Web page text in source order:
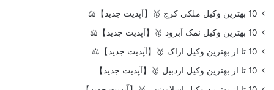
10 بهترین وکیل ملکی کرج 🥇【آپدیت جدید】⚖️
10 بهترین وکیل نمک آبرود 🥇【آپدیت جدید】⚖️
10 تا از بهترین وکیل اراک 🥇【آپدیت جدید】⚖️
10 تا از بهترین وکیل اردبیل 🥇【آپدیت جدید】